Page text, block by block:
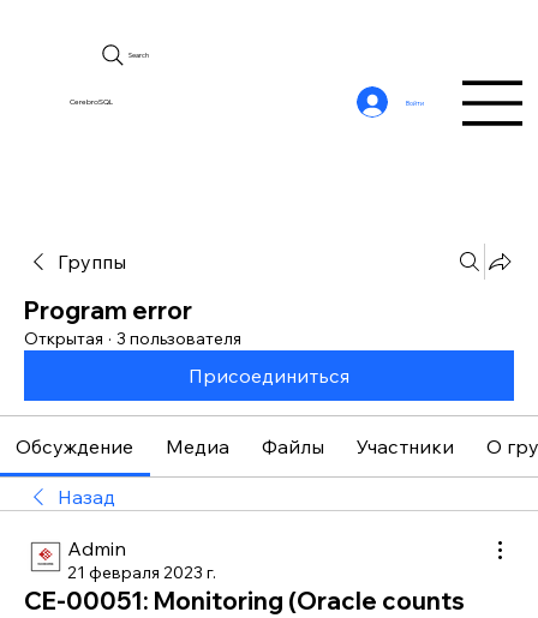
CerebroSQL
Search
Войти
Группы
Program error
Открытая · 3 пользователя
Присоединиться
Обсуждение Медиа Файлы Участники О
Назад
Admin
21 февраля 2023 г.
CE-00051: Monitoring (Oracle counts